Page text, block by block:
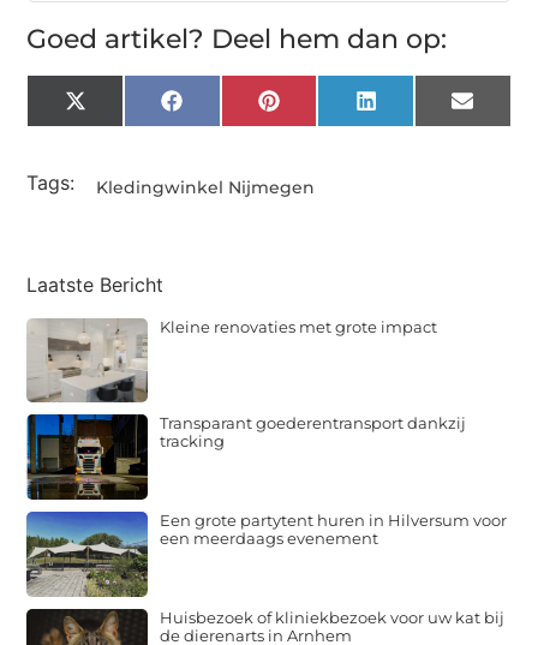
Goed artikel? Deel hem dan op:
X
(Twitter)
FacebookPinterestLinkedInEmail
Tags: Kledingwinkel Nijmegen
Laatste Bericht
Kleine renovaties met grote impact
Transparant goederentransport dankzij
tracking
Een grote partytent huren in Hilversum voor
een meerdaags evenement
Huisbezoek of kliniekbezoek voor uw kat bij
de dierenarts in Arnhem